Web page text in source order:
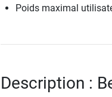
Poids maximal
Description :